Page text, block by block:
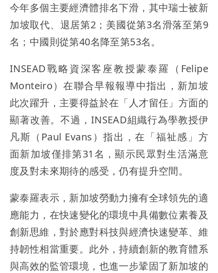
今年多個主要經濟體排名下滑，其中瑞士被新
加坡取代、退居第2；美國從第3名滑落至第9
名；中國則從第40名降至第53名。
INSEAD戰略資深客座教授蒙泰羅（Felipe
Monteiro）在聯合早報報導中指出，新加坡
此次躍升，主要得益於在「人才留任」方面的
顯著改善。不過，INSEAD組織行為學教授伊
凡斯（Paul Evans）指出，在「福祉感」方
面新加坡僅排第31名，顯示民眾對生活滿意
度及對未來期待的感受，仍有提升空間。
蒙泰羅表示，新加坡勞動力擁有全球領先的適
應能力，在快速變化的環境中具備數位素養及
創新思維，對於應對科技與經濟快速變革、維
持韌性相當重要。此外，持續創新的教育體系
與高效的監管環境，也進一步鞏固了新加坡的